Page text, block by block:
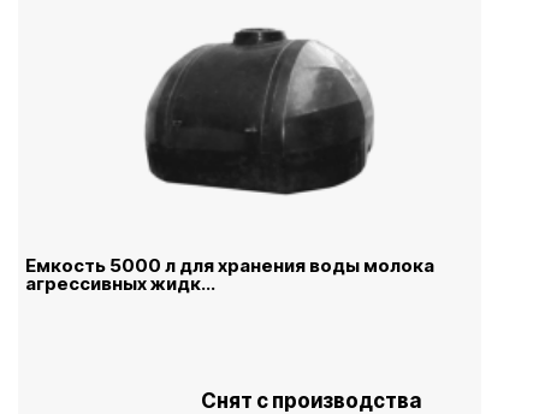
Емкость 5000 л для хранения воды молока
агрессивных жидк...
Снят с производства